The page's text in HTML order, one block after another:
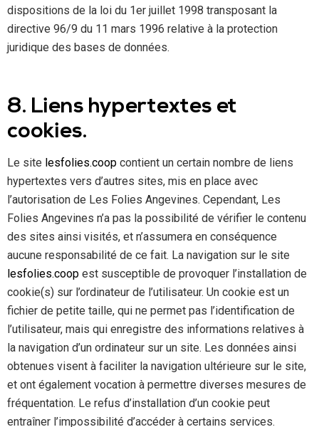
dispositions de la loi du 1er juillet 1998 transposant la
directive 96/9 du 11 mars 1996 relative à la protection
juridique des bases de données.
8. Liens hypertextes et
cookies.
Le site lesfolies.coop contient un certain nombre de liens
hypertextes vers d’autres sites, mis en place avec
l’autorisation de Les Folies Angevines. Cependant, Les
Folies Angevines n’a pas la possibilité de vérifier le contenu
des sites ainsi visités, et n’assumera en conséquence
aucune responsabilité de ce fait. La navigation sur le site
lesfolies.coop est susceptible de provoquer l’installation de
cookie(s) sur l’ordinateur de l’utilisateur. Un cookie est un
fichier de petite taille, qui ne permet pas l’identification de
l’utilisateur, mais qui enregistre des informations relatives à
la navigation d’un ordinateur sur un site. Les données ainsi
obtenues visent à faciliter la navigation ultérieure sur le site,
et ont également vocation à permettre diverses mesures de
fréquentation. Le refus d’installation d’un cookie peut
entraîner l’impossibilité d’accéder à certains services.